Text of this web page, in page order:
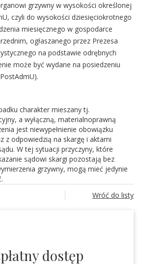
grzywny w wysokości określonej
czyli do wysokości dziesięciokrotnego
miesięcznego w gospodarce
ogłaszanego przez Prezesa
na podstawie odrębnych
może być wydane na posiedzeniu
charakter mieszany tj.
a wyłączną, materialnoprawną
jest niewypełnienie obowiązku
z odpowiedzią na skargę i aktami
W tej sytuacji przyczyny, które
sądowi skargi pozostają bez
grzywny, mogą mieć jedynie
Wróć do listy
dostęp